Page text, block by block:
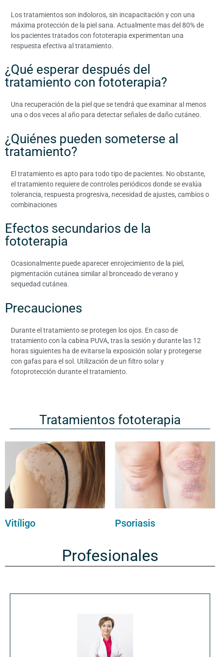
Los tratamientos son indoloros, sin incapacitación y con una
máxima protección de la piel sana. Actualmente mas del 80% de
los pacientes tratados con fototerapia experimentan una
respuesta efectiva al tratamiento.
¿Qué esperar después del
tratamiento con fototerapia?
Una recuperación de la piel que se tendrá que examinar al menos
una o dos veces al año para detectar señales de daño cutáneo.
¿Quiénes pueden someterse al
tratamiento?
El tratamiento es apto para todo tipo de pacientes. No obstante,
el tratamiento requiere de controles periódicos donde se evalúa
tolerancia, respuesta progresiva, necesidad de ajustes, cambios o
combinaciones
Efectos secundarios de la
fototerapia
Ocasionalmente puede aparecer enrojecimiento de la piel,
pigmentación cutánea similar al bronceado de verano y
sequedad cutánea.
Precauciones
Durante el tratamiento se protegen los ojos. En caso de
tratamiento con la cabina PUVA, tras la sesión y durante las 12
horas siguientes ha de evitarse la exposición solar y protegerse
con gafas para el sol. Utilización de un filtro solar y
fotoprotección durante el tratamiento.
Tratamientos fototerapia
Vitíligo Psoriasis
Profesionales